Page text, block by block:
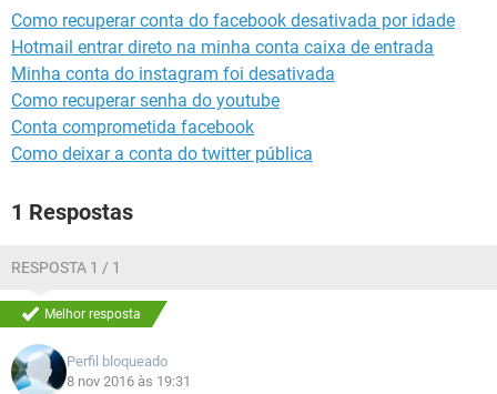
Como recuperar conta do facebook desativada por idade
Hotmail entrar direto na minha conta caixa de entrada
Minha conta do instagram foi desativada
Como recuperar senha do youtube
Conta comprometida facebook
Como deixar a conta do twitter pública
1 Respostas
RESPOSTA 1 / 1
Melhor resposta
Perfil bloqueado
8 nov 2016 às 19:31